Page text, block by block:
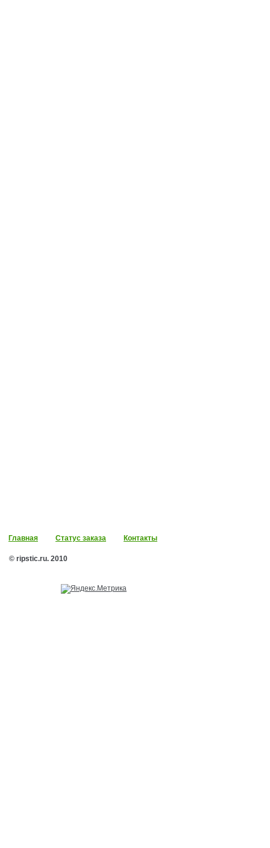
Главная Статус заказа Контакты
© ripstic.ru. 2010